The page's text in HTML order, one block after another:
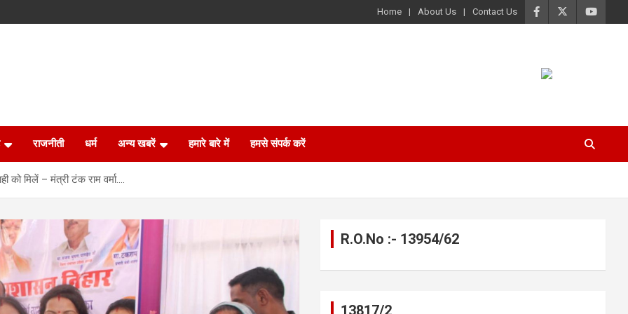
Home About Us Contact Us
राजनीती धर्म अन्य खबरें हमारे बारे में हमसे संपर्क करें
को मिलें – मंत्री टंक राम वर्मा….
R.O.No :- 13954/62
13817/2